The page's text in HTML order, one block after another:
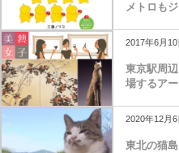
メトロも
2017年6月10
東京駅周
場するア
2020年12月6
東北の猫